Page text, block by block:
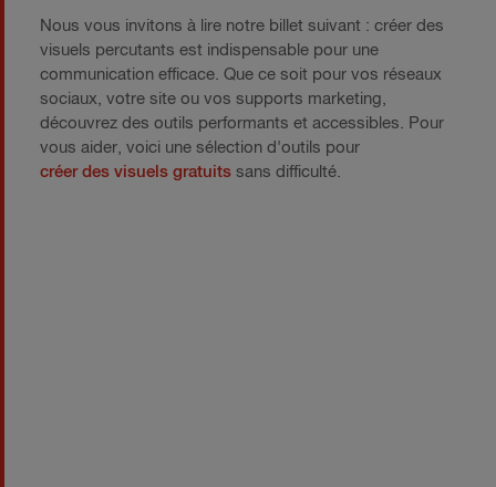
Nous vous invitons à lire notre billet suivant : créer des
visuels percutants est indispensable pour une
communication efficace. Que ce soit pour vos réseaux
sociaux, votre site ou vos supports marketing,
découvrez des outils performants et accessibles. Pour
vous aider, voici une sélection d'outils pour
créer des visuels gratuits sans difficulté.